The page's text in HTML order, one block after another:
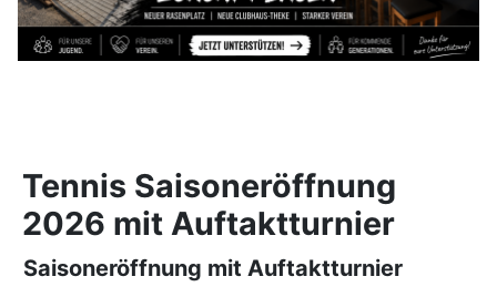
Tennis Saisoneröffnung
2026 mit Auftaktturnier
Saisoneröffnung mit Auftaktturnier